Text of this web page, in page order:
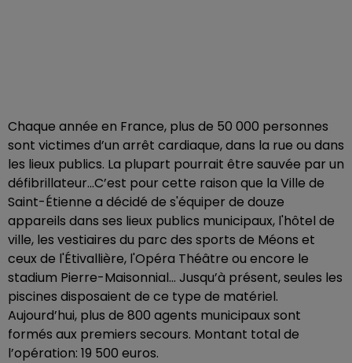
Chaque année en France, plus de 50 000 personnes
sont victimes d’un arrêt cardiaque, dans la rue ou dans
les lieux publics. La plupart pourrait être sauvée par un
défibrillateur…C’est pour cette raison que la Ville de
Saint-Étienne a décidé de s'équiper de douze
appareils dans ses lieux publics municipaux, l'hôtel de
ville, les vestiaires du parc des sports de Méons et
ceux de l'Étivallière, l'Opéra Théâtre ou encore le
stadium Pierre-Maisonnial... Jusqu’à présent, seules les
piscines disposaient de ce type de matériel.
Aujourd’hui, plus de 800 agents municipaux sont
formés aux premiers secours. Montant total de
l’opération: 19 500 euros.